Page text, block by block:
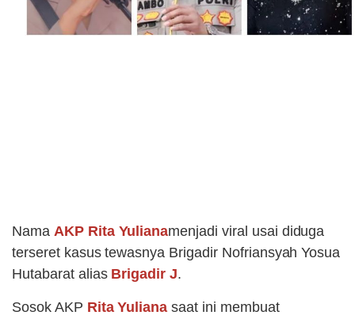
Nama AKP Rita Yulianamenjadi viral usai diduga
terseret kasus tewasnya Brigadir Nofriansyah Yosua
Hutabarat alias Brigadir J.
Sosok AKP Rita Yuliana saat ini membuat